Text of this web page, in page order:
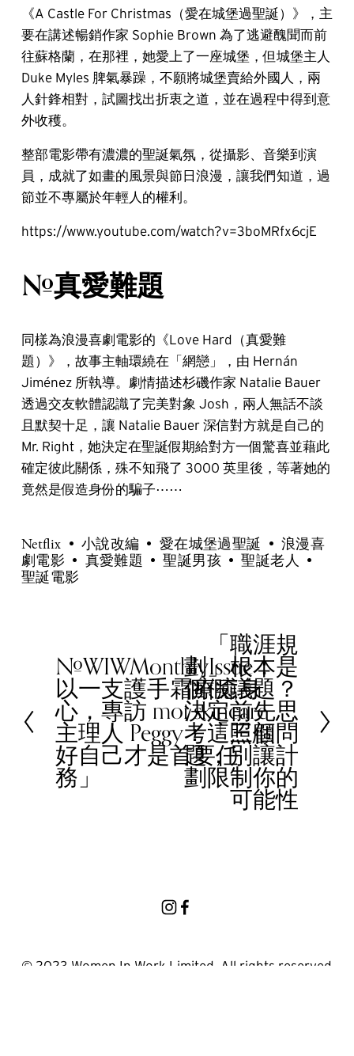
《A Castle For Christmas（愛在城堡過聖誕）》，主
要在講述暢銷作家 Sophie Brown 為了逃避醜聞而前
往蘇格蘭，在那裡，她愛上了一座城堡，但城堡主人
Duke Myles 脾氣暴躁，不願將城堡賣給外國人，兩
人針鋒相對，試圖找出折衷之道，並在過程中得到意
外收穫。
整部電影帶有濃濃的聖誕氣氛，從攝影、音樂到演
員，成就了如畫的風景與節日浪漫，讓我們知道，過
節並不專屬於年輕人的權利。
https://www.youtube.com/watch?v=3boMRfx6cjE
#真愛難題
同樣為浪漫喜劇電影的《Love Hard（真愛難
題）》，故事主軸環繞在「網戀」，由 Hernán
Jiménez 所執導。劇情描述杉磯作家 Natalie Bauer
透過交友軟體認識了完美對象 Josh，兩人無話不談
且默契十足，讓 Natalie Bauer 深信對方就是自己的
Mr. Right，她決定在聖誕假期給對方一個驚喜並藉此
確定彼此關係，殊不知飛了 3000 英里後，等著她的
竟然是假造身份的騙子⋯⋯
Netflix 小說改編 愛在城堡過聖誕
浪漫喜
劇電影
真愛難題 聖誕男孩
聖誕老人
聖誕電影
P
e
v
i
o
#WIWMonthlyIssue：
以一支護手霜療癒身
心，專訪 moi skincare
主理人 Peggy：「照顧
好自己才是首要任
務」
e
x
t
「職涯規
劃」根本是
個假議題？
決定前先思
考這三個問
題，別讓計
劃限制你的
可能性
© 2023 Women In Work Limited. All rights reserved